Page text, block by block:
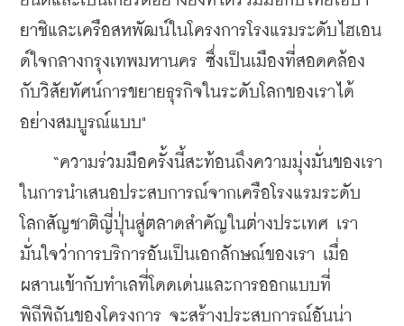
ยาชิและเครือสหพัฒน์ในโครงการโรงแรมระดับไฮเอน
ด์ใจกลางกรุงเทพมหานคร ซึ่งเป็นเมืองที่สอดคล้อง
กับวิสัยทัศน์การขยายธุรกิจในระดับโลกของเราได้
อย่างสมบูรณ์แบบ"
“ความร่วมมือครั้งนี้สะท้อนถึงความมุ่งมั่นของเรา
ในการนำเสนอประสบการณ์จากเครือโรงแรมระดับ
โลกสัญชาติญี่ปุ่นสู่ตลาดสำคัญในต่างประเทศ เรา
มั่นใจว่าการบริการอันเป็นเอกลักษณ์ของเรา เมื่อ
ผสานเข้ากับทำเลที่โดดเด่นและการออกแบบที่
พิถีพิถันของโครงการ จะสร้างประสบการณ์อันน่า